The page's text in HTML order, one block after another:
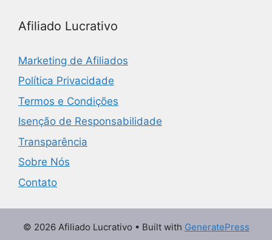
Afiliado Lucrativo
Marketing de Afiliados
Política Privacidade
Termos e Condições
Isenção de Responsabilidade
Transparência
Sobre Nós
Contato
© 2026 Afiliado Lucrativo • Built with GeneratePress